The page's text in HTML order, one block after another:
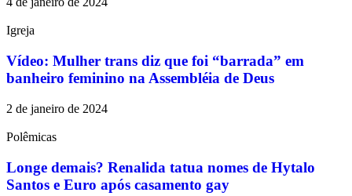
Igreja
Vídeo: Mulher trans diz que foi “barrada” em
banheiro feminino na Assembléia de Deus
2 de janeiro de 2024
Polêmicas
Longe demais? Renalida tatua nomes de Hytalo
Santos e Euro após casamento gay